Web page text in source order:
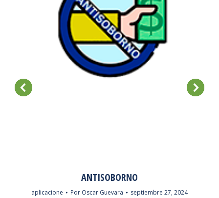
ANTISOBORNO
aplicacione Por Oscar Guevara septiembre 27, 2024